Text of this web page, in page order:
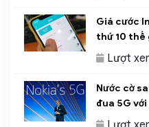
Giá cước
thứ 10 thế
Lượt
Nước cờ
đua 5G